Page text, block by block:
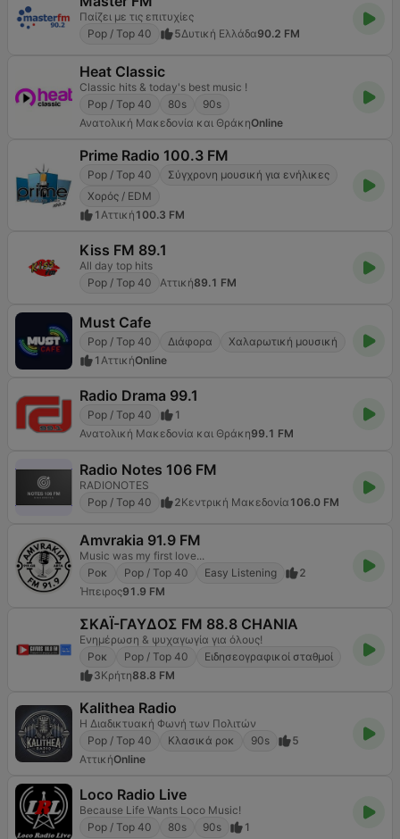
Παίζει με τις επιτυχίες
Pop / Top 40
5Δυτική Ελλάδα90.2 FM
Heat Classic
Classic hits & today's best music !
Pop / Top 40
80s
90s
Ανατολική Μακεδονία και ΘράκηOnline
Prime Radio 100.3 FM
Pop / Top 40
Σύγχρονη μουσική για ενήλικες
Χορός / EDM
1 Αττική 100.3 FM
Kiss FM 89.1
All day top hits
Pop / Top 40
Αττική89.1 FM
Must Cafe
Pop / Top 40 Διάφορα
Χαλαρωτική μουσική
1 ΑττικήOnline
Radio Drama 99.1
Pop / Top 40
1
Ανατολική Μακεδονία και Θράκη99.1 FM
Radio Notes 106 FM
RADIONOTES
Pop / Top 40
2Κεντρική Μακεδονία 106.0 FM
Amvrakia 91.9 FM
Music was my first love...
Ροκ
Pop / Top 40 Easy Listening
2
Ήπειρος91.9 FM
ΣΚΑΪ-ΓΑΥΔΟΣ FM 88.8 CHANIA
Ενημέρωση & ψυχαγωγία για όλους!
Ροκ
Pop / Top 40
Ειδησεογραφικοί σταθμοί
3Κρήτη88.8 FM
Kalithea Radio
Η Διαδικτυακή Φωνή των Πολιτών
Pop / Top 40
Κλασικά ροκ 90s
5
ΑττικήOnline
Loco Radio Live
Because Life Wants Loco Music!
Pop / Top 40
80s 90s 1